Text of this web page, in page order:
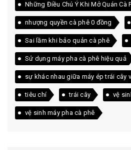
Những Điều Chú Ý Khi Mở Quán Cà
nhượng quyền cà phê 0 đồng
Sai lầm khi bảo quản cà phê
Sử dụng máy pha cà phê hiệu quả
sự khác nhau giữa máy ép trái cây
tiêu chí trái cây vệ
vệ sinh máy pha cà phê